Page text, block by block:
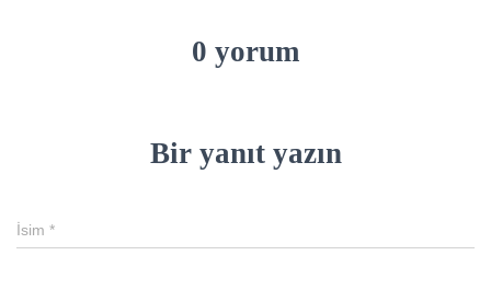
0 yorum
Bir yanıt yazın
İsim *